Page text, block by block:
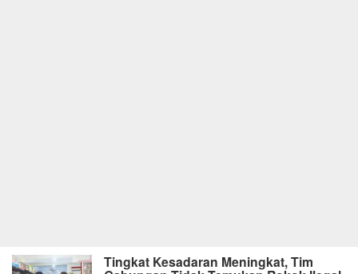
Tingkat Kesadaran Meningkat, Tim